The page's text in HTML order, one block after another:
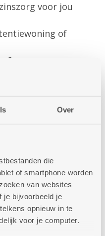
Over
die
of smartphone worden
van websites
je bijvoorbeeld je
opnieuw in te
voor je computer.
voor jou
of
er om jou
al jouw vragen rond
alle
je graag verder!